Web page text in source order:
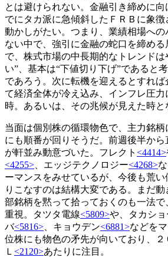
とは避けられない。金融引き締めに向
でにタカ派に急傾斜したＦＲＢに象
動かしがたい。つまり、業績相場へ
ない中で、強引に金融の蛇口を締め
で、株式市場の中長期的なトレンドは
い”、基本は“下値切り下げ”であると
であろう。次に転機を迎えるとすれ
て経済全体が冷え込み、インフレ圧力
時。あるいは、その兆候が見えた時と
当面は個別株の循環物色で、主力銘
にも順番が回りそうだ。前週後半か
が軒並み動意づいた。フレクト <4414>
<4255> 、エッジテクノロジー<4268>
ーマンスをみせているが、今後も荒
りこなすのは結構大変である。まだ動
部銘柄を黙って拾っておくのも一法
重視。タツタ電線<5809>や、タカショ
バ<5816> 、キョウデン<6881>などを
位株にも物色の矛先が向いており、２
Ｌ <2120>あたりに注目。